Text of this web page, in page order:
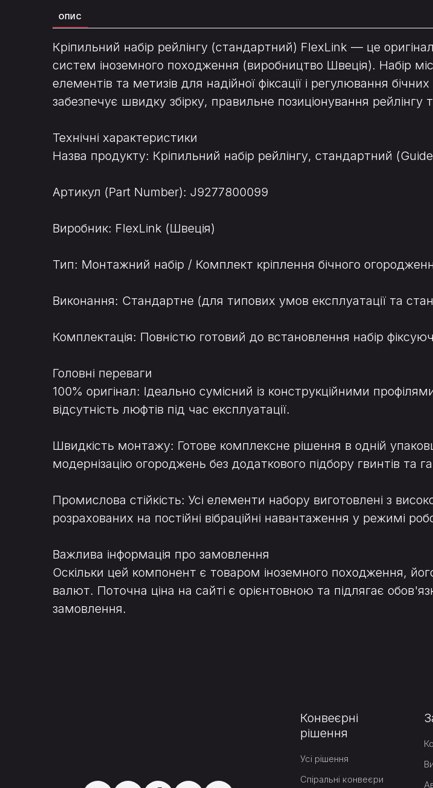
ОПИС
Кріпильний набір рейлінгу (стандартний) FlexLink — це
систем іноземного походження (виробництво Швеція). Набір
елементів та метизів для надійної фіксації і регулювання
забезпечує швидку збірку, правильне позиціонування рейлінгу
Технічні характеристики
Назва продукту: Кріпильний набір рейлінгу, стандартний
Артикул (Part Number): J9277800099
Виробник: FlexLink (Швеція)
Тип: Монтажний набір / Комплект кріплення бічного
Виконання: Стандартне (для типових умов експлуатації та
Комплектація: Повністю готовий до встановлення набір
Головні переваги
100% оригінал: Ідеально сумісний із конструкційними
відсутність люфтів під час експлуатації.
Швидкість монтажу: Готове комплексне рішення в одній
модернізацію огороджень без додаткового підбору гвинтів та
Промислова стійкість: Усі елементи набору виготовлені з
розрахованих на постійні вібраційні навантаження у режимі
Важлива інформація про замовлення
Оскільки цей компонент є товаром іноземного походження,
валют. Поточна ціна на сайті є орієнтовною та підлягає
замовлення.
Конвеєрні
рішення
Усі рішення
Спіральні конвеєри